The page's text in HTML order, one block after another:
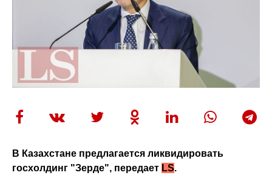
В Казахстане предлагается ликвидировать
госхолдинг "Зерде", передает LS.